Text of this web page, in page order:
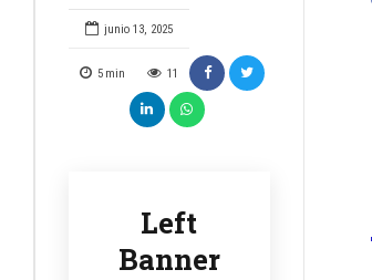
junio 13, 2025
5 min 11
Left
Banner